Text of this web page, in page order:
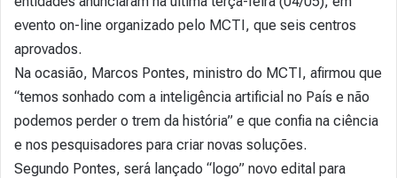
evento on-line organizado pelo MCTI, que seis centros
aprovados.
Na ocasião, Marcos Pontes, ministro do MCTI, afirmou que
“temos sonhado com a inteligência artificial no País e não
podemos perder o trem da história” e que confia na ciência
e nos pesquisadores para criar novas soluções.
Segundo Pontes, será lançado “logo” novo edital para